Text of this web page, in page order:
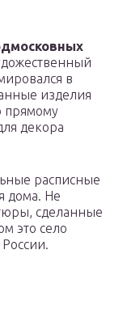
в
изделия
прямому
декора
расписные
дома. Не
сделанные
это село